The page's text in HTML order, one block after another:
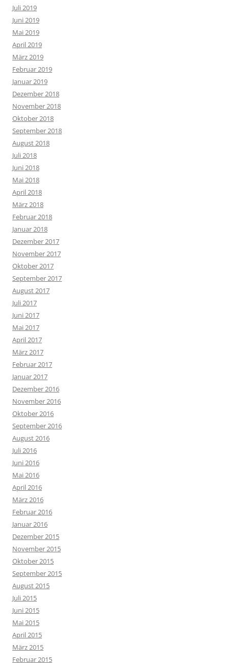
Juli 2019
Juni 2019
Mai 2019
April 2019
März 2019
Februar 2019
Januar 2019
Dezember 2018
November 2018
Oktober 2018
September 2018
August 2018
Juli 2018
Juni 2018
Mai 2018
April 2018
März 2018
Februar 2018
Januar 2018
Dezember 2017
November 2017
Oktober 2017
September 2017
August 2017
Juli 2017
Juni 2017
Mai 2017
April 2017
März 2017
Februar 2017
Januar 2017
Dezember 2016
November 2016
Oktober 2016
September 2016
August 2016
Juli 2016
Juni 2016
Mai 2016
April 2016
März 2016
Februar 2016
Januar 2016
Dezember 2015
November 2015
Oktober 2015
September 2015
August 2015
Juli 2015
Juni 2015
Mai 2015
April 2015
März 2015
Februar 2015